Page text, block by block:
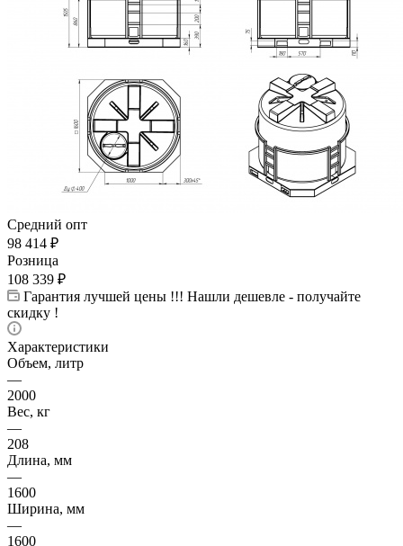
Средний опт
98 414 ₽
Розница
108 339 ₽
Гарантия лучшей цены !!! Нашли дешевле - получайте
скидку !
Характеристики
Объем, литр
—
2000
Вес, кг
—
208
Длина, мм
—
1600
Ширина, мм
—
1600